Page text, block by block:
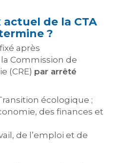
de la CTA
?
après
Commission de
(CRE) par arrêté
écologique ;
des finances et
de l’emploi et de